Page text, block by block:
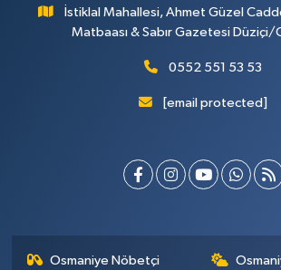
İstiklal Mahallesi, Ahmet Güzel
Matbaası & Sabır Gazetesi Düziçi/
0552 551 53 53
[email protected]
Osmaniye Nöbetçi